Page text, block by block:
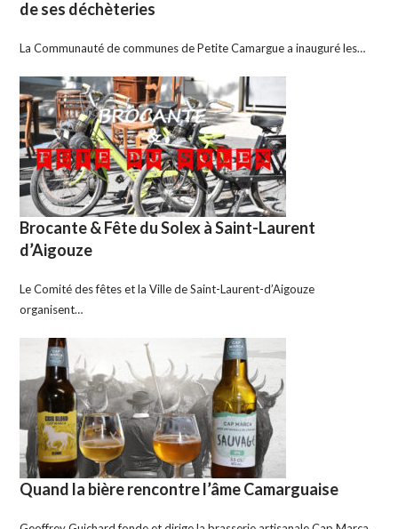
de ses déchèteries
La Communauté de communes de Petite Camargue a inauguré les…
Brocante & Fête du Solex à Saint-Laurent
d’Aigouze
Le Comité des fêtes et la Ville de Saint-Laurent-d’Aigouze
organisent…
Quand la bière rencontre l’âme Camarguaise